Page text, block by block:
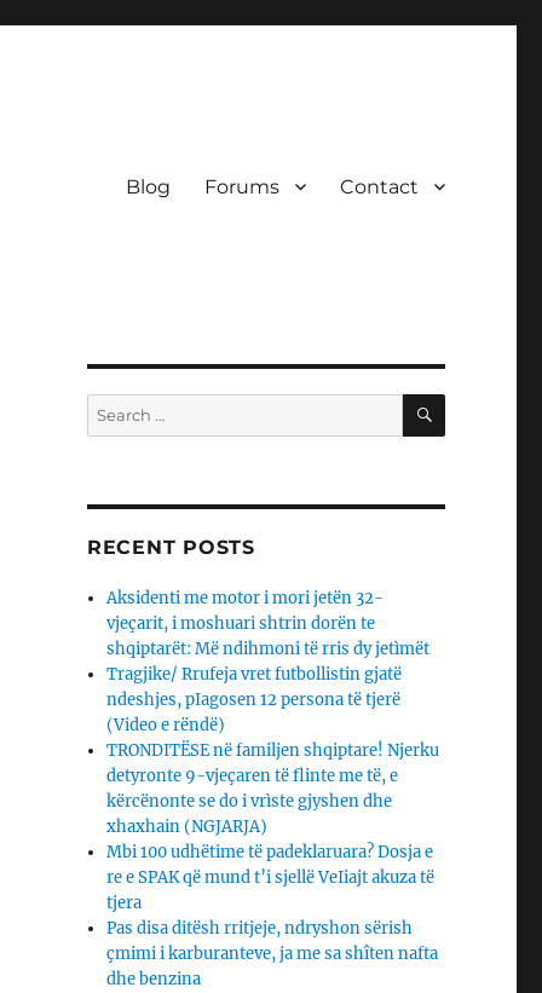
Blog Forums Contact
drekon me mikun izraeIit të Ramës,
Search
for:
SEARCH
RECENT POSTS
Aksidenti me motor i mori jetën 32-
vjeçarit, i moshuari shtrin dorën te
shqiptarët: Më ndihmoni të rris dy jetìmët
Tragjike/ Rrufeja vret futbollistin gjatë
ndeshjes, pIagosen 12 persona të tjerë
(Video e rëndë)
TRONDITËSE në familjen shqiptare! Njerku
detyronte 9-vjeçaren të flinte me të, e
kërcënonte se do i vrìste gjyshen dhe
xhaxhain (NGJARJA)
Mbi 100 udhëtime të padeklaruara? Dosja e
re e SPAK që mund t’i sjellë VeIiajt akuza të
tjera
Pas disa ditësh rritjeje, ndryshon sërish
çmimi i karburanteve, ja me sa shîten nafta
dhe benzina